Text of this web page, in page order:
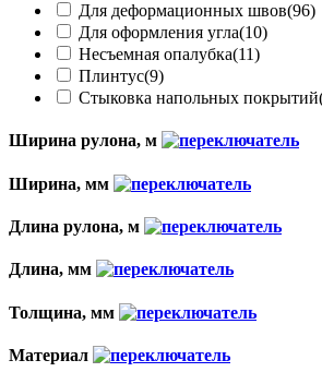
Для деформационных швов(96)
Для оформления угла(10)
Несъемная опалубка(11)
Плинтус(9)
Стыковка напольных покрытий
Ширина рулона, м
Ширина, мм
Длина рулона, м
Длина, мм
Толщина, мм
Материал